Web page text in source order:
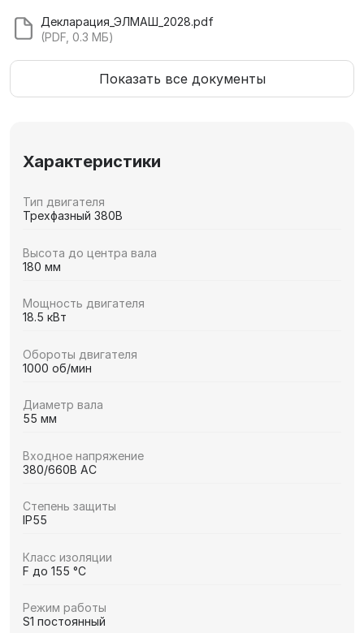
Декларация_ЭЛМАШ_2028.pdf
(PDF, 0.3 МБ)
Показать все документы
Характеристики
Тип двигателя
Трехфазный 380В
Высота до центра вала
180 мм
Мощность двигателя
18.5 кВт
Обороты двигателя
1000 об/мин
Диаметр вала
55 мм
Входное напряжение
380/660В AC
Степень защиты
IP55
Класс изоляции
F до 155 °C
Режим работы
S1 постоянный